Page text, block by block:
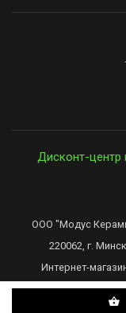
Дисконт-центр
ООО "Модус
220062, г.
Интернет-
Республики